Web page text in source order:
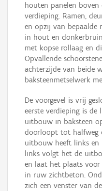
houten panelen boven
verdieping. Ramen,
en opzij van bepaalde
in hout en
met kopse rollaag en
Opvallende
achterzijde van beide
baksteenmetselwerk
De voorgevel is vrij
eerste verdieping is
uitbouw in baksteen
doorloopt tot halfweg
uitbouw heeft links en
links volgt het de
en laat het plaats voor
in ruw zichtbeton.
zich een venster van